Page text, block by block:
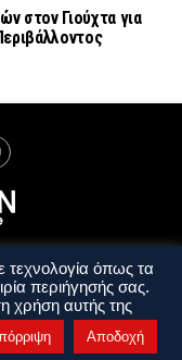
στον Γιούχτα για
Όροι Χρήσης
τεχνολογία όπως τα
περιήγησής σας.
χρήση αυτής της
Αποδοχή